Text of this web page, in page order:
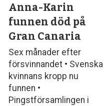
Anna-Karin
funnen död på
Gran Canaria
Sex månader efter
försvinnandet • Svenska
kvinnans kropp nu
funnen •
Pingstförsamlingen i